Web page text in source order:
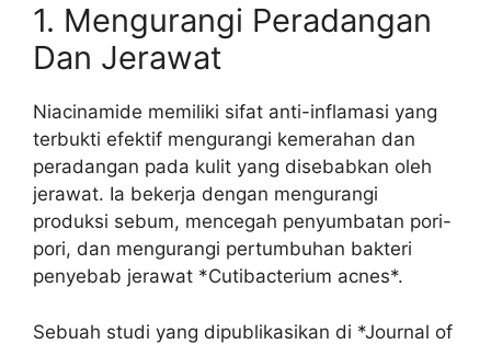
1. Mengurangi Peradangan
Dan Jerawat
Niacinamide memiliki sifat anti-inflamasi yang
terbukti efektif mengurangi kemerahan dan
peradangan pada kulit yang disebabkan oleh
jerawat. Ia bekerja dengan mengurangi
produksi sebum, mencegah penyumbatan pori-
pori, dan mengurangi pertumbuhan bakteri
penyebab jerawat *Cutibacterium acnes*.
Sebuah studi yang dipublikasikan di *Journal of